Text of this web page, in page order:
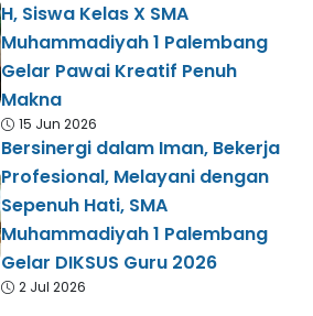
H, Siswa Kelas X SMA
Muhammadiyah 1 Palembang
Gelar Pawai Kreatif Penuh
Makna
15 Jun 2026
Bersinergi dalam Iman, Bekerja
Profesional, Melayani dengan
Sepenuh Hati, SMA
Muhammadiyah 1 Palembang
Gelar DIKSUS Guru 2026
2 Jul 2026